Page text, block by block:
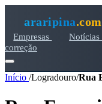
araripina
Empresas Notícias
correção
Início /Logradouro/Rua